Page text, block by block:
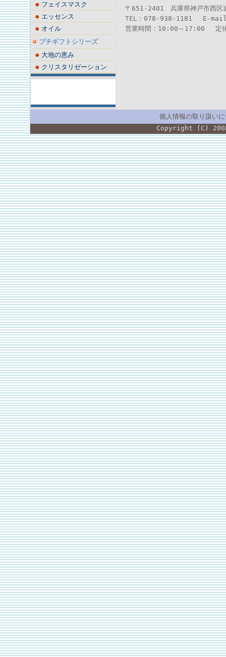
フェイスマスク
エッセンス
オイル
プチギフトシリーズ
大地の恵み
クリスタリゼーション
〒651-2401 兵庫県神戸市西区
TEL：078-938-1181 E-
営業時間：10:00～17:00 定休
個人情報の取り扱い
Copyright (C)